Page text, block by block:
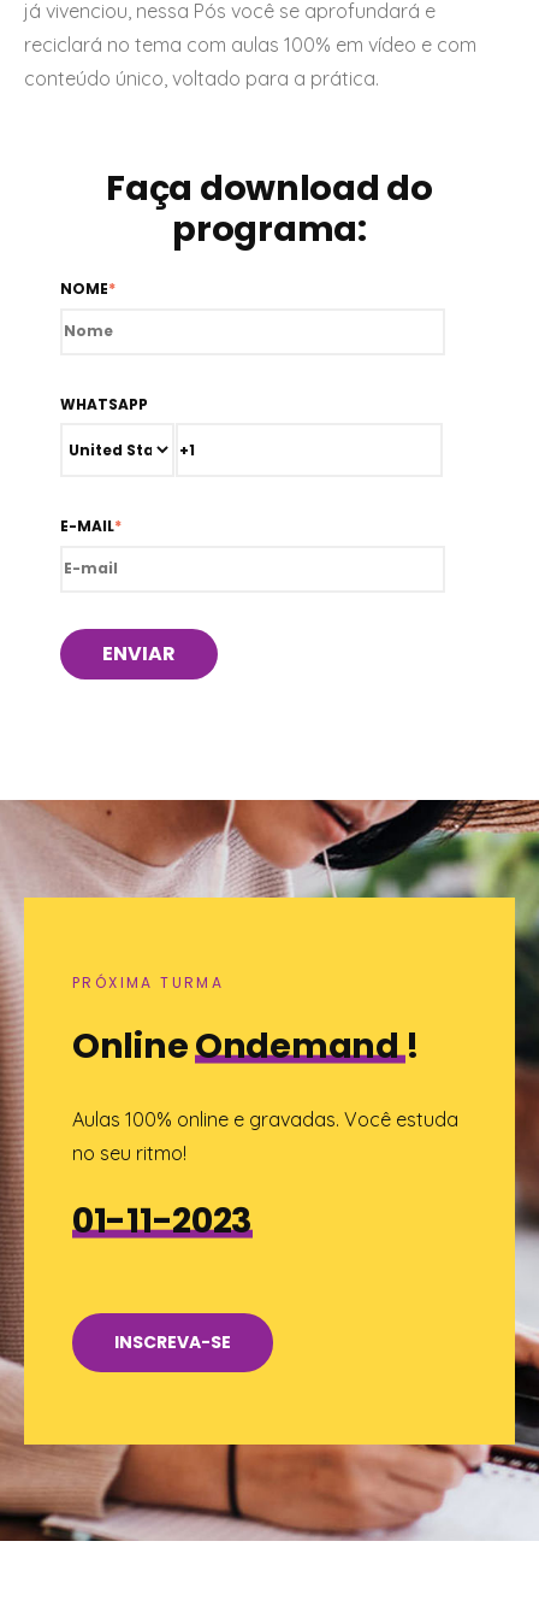
já vivenciou, nessa Pós você se aprofundará e
reciclará no tema com aulas 100% em vídeo e com
conteúdo único, voltado para a prática.
Faça download do
programa:
NOME*
WHATSAPP
E-MAIL*
PRÓXIMA TURMA
OnlineOndemand!
Aulas 100% online e gravadas. Você estuda
no seu ritmo!
01-11-2023
INSCREVA-SE